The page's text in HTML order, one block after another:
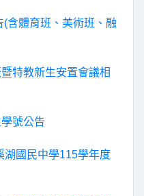
含體育班、美術班、融
特教新生安置會議相
號公告
湖國民中學115學年度